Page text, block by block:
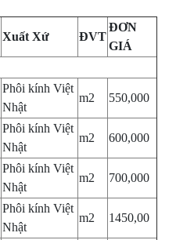
Xuất Xứ ĐVT
ĐƠN
GIÁ
Phôi kính Việt
Nhật
m2 550,000
Phôi kính Việt
Nhật
m2 600,000
Phôi kính Việt
Nhật
m2 700,000
Phôi kính Việt
Nhật
m2 1450,00